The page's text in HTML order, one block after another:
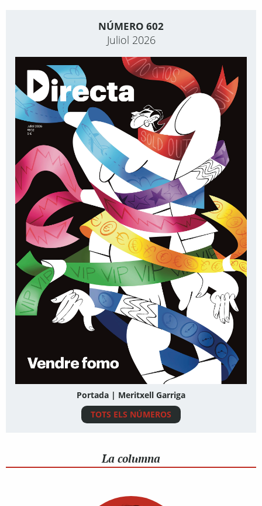
NÚMERO 602
Juliol 2026
Portada | Meritxell Garriga
TOTS ELS NÚMEROS
La columna